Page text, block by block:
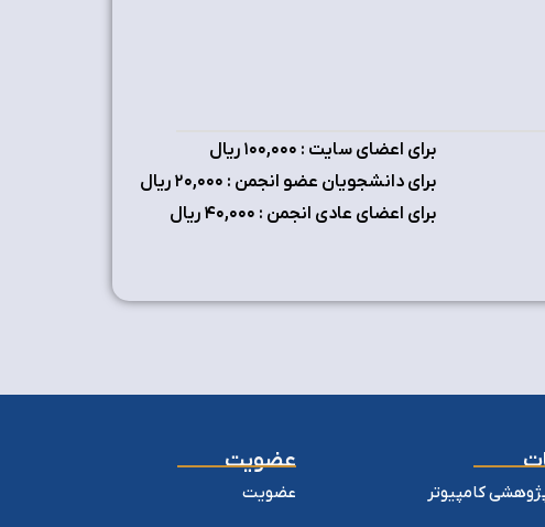
برای اعضای سایت : ۱٠٠,٠٠٠ ریال
برای دانشجویان عضو انجمن : ۲٠,٠٠٠ ریال
برای اعضای عادی انجمن : ۴٠,٠٠٠ ریال
کامپیوتر
عضویت
عضویت